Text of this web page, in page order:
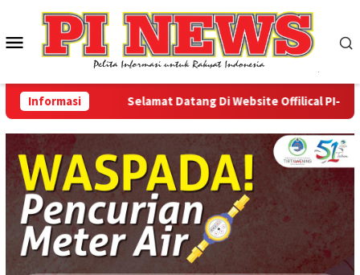
konten
Menu
Mobile
Informasi Selamat Datang Di Website Offilical PI-News